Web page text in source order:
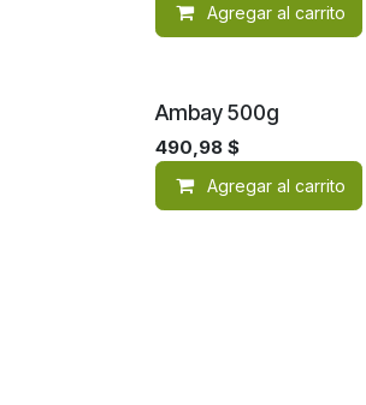
Agregar al carrito
Ambay 500g
490,98 $
Agregar al carrito